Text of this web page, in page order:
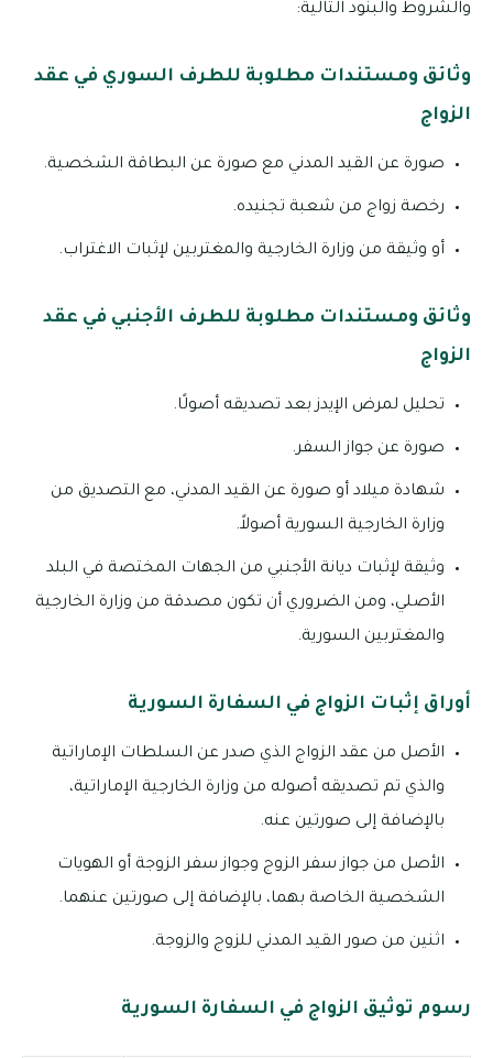
والشروط والبنود التالية:
وثائق ومستندات مطلوبة للطرف السوري في عقد
الزواج
صورة عن القيد المدني مع صورة عن البطاقة الشخصية.
رخصة زواج من شعبة تجنيده.
أو وثيقة من وزارة الخارجية والمغتربين لإثبات الاغتراب.
وثائق ومستندات مطلوبة للطرف الأجنبي في عقد
الزواج
تحليل لمرض الإيدز بعد تصديقه أصولًا.
صورة عن جواز السفر.
شهادة ميلاد أو صورة عن القيد المدني، مع التصديق من
وزارة الخارجية السورية أصولاً.
وثيقة لإثبات ديانة الأجنبي من الجهات المختصة في البلد
الأصلي، ومن الضروري أن تكون مصدقة من وزارة الخارجية
والمغتربين السورية.
أوراق إثبات الزواج في السفارة السورية
الأصل من عقد الزواج الذي صدر عن السلطات الإماراتية
والذي تم تصديقه أصوله من وزارة الخارجية الإماراتية،
بالإضافة إلى صورتين عنه.
الأصل من جواز سفر الزوج وجواز سفر الزوجة أو الهويات
الشخصية الخاصة بهما، بالإضافة إلى صورتين عنهما.
اثنين من صور القيد المدني للزوج والزوجة.
رسوم توثيق الزواج في السفارة السورية